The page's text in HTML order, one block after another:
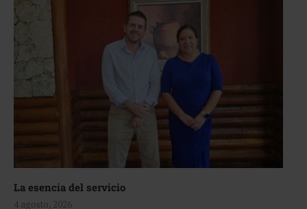
La esencia del servicio
4 agosto, 2026